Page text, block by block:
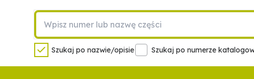
Szukaj po nazwie/opisie Szukaj po numerze